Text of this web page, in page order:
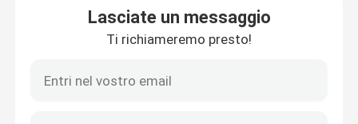
ET vie respiratorie della metropolitana
Lasciate un messaggio
Ti richiameremo presto!